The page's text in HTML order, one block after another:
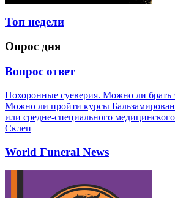
Топ недели
Опрос дня
Вопрос ответ
Похоронные суеверия. Можно ли брать
Можно ли пройти курсы
или средне-специального
Склеп
World Funeral News